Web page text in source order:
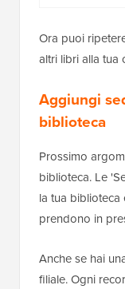
Ora puoi
altri libri alla tua
Aggiungi
biblioteca
Prossimo
biblioteca. Le
la tua biblioteca
prendono in
Anche se hai
filiale. Ogni